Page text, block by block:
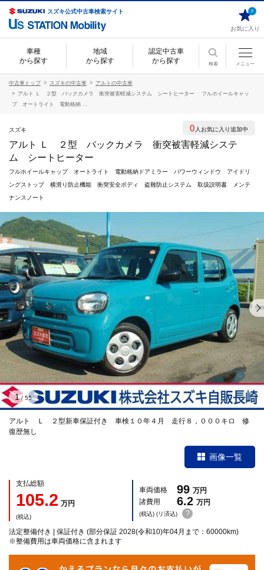
スズキ公式中古車検索サイト
お気に入り
0
車種
から探す
地域
から探す
認定中古車
から探す
検索 メニュー
中古車トップ スズキの中古車
アルトの中古車
アルト Ｌ ２型 バックカメラ 衝突被害軽減システム シートヒーター フルホイールキャッ
プ オートライト 電動格納 ...
スズキ
アルト Ｌ ２型 バックカメラ 衝突被害軽減システ
ム シートヒーター
フルホイールキャップ オートライト 電動格納ドアミラー パワーウィンドウ アイドリ
ングストップ 横滑り防止機能 衝突安全ボディ 盗難防止システム 取扱説明書 メンテ
ナンスノート
アルト Ｌ ２型新車保証付き 車検１０年４月 走行８，０００キロ 修
復歴無し
1/ 55
画像一覧
支払総額
105.2 万円
(税込)
車両価格 99 万円
諸費用
6.2 万円
(税込) (リ済込) ?
法定整備付き | 保証付き (部分保証 2028(令和10)年04月まで：60000km)
※整備費用は車両価格に含まれます
0 人お気に入り追加中